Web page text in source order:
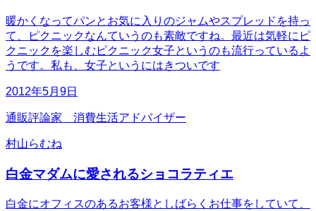
暖かくなってパンとお気に入りのジャムやスプレッドを持っ
て、ピクニックなんていうのも素敵ですね。最近は気軽にピ
クニックを楽しむピクニック女子というのも流行っているよ
うです。私も、女子というにはきついです
2012年5月9日
通販評論家 消費生活アドバイザー
村山らむね
白金マダムに愛されるショコラティエ
白金にオフィスのあるお客様としばらくお仕事をしていて、